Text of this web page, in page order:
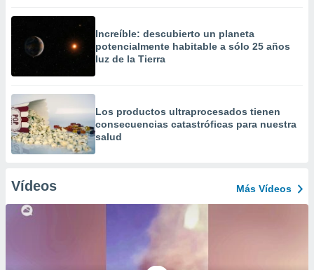
Increíble: descubierto un planeta
potencialmente habitable a sólo 25 años
luz de la Tierra
Los productos ultraprocesados ​​tienen
consecuencias catastróficas para nuestra
salud
Vídeos Más Vídeos